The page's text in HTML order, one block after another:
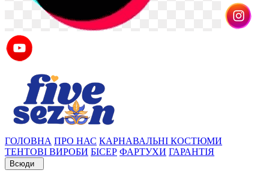
ГОЛОВНА ПРО НАС КАРНАВАЛЬНІ КОСТЮМИ
ТЕНТОВІ ВИРОБИ БІСЕР ФАРТУХИ ГАРАНТІЯ
Всюди